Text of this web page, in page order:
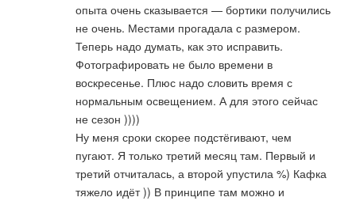
опыта очень сказывается — бортики получились
не очень. Местами прогадала с размером.
Теперь надо думать, как это исправить.
Фотографировать не было времени в
воскресенье. Плюс надо словить время с
нормальным освещением. А для этого сейчас
не сезон ))))
Ну меня сроки скорее подстёгивают, чем
пугают. Я только третий месяц там. Первый и
третий отчиталась, а второй упустила %) Кафка
тяжело идёт )) В принципе там можно и